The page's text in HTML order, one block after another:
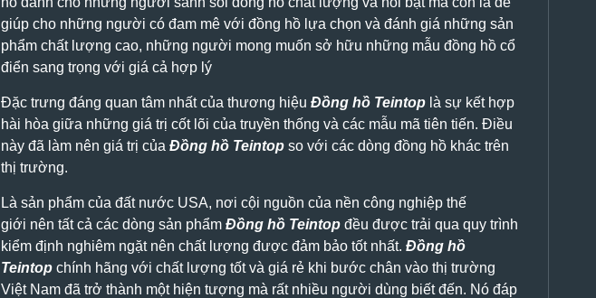
giúp cho những người có đam mê với đồng hồ lựa chọn và đánh giá những sản
phẩm chất lượng cao, những người mong muốn sở hữu những mẫu đồng hồ cổ
điển sang trọng với giá cả hợp lý
Đặc trưng đáng quan tâm nhất của thương hiệu Đồng hồ Teintop là sự kết hợp
hài hòa giữa những giá trị cốt lõi của truyền thống và các mẫu mã tiên tiến. Điều
này đã làm nên giá trị của Đồng hồ Teintop so với các dòng đồng hồ khác trên
thị trường.
Là sản phẩm của đất nước USA, nơi cội nguồn của nền công nghiệp thế
giới nên tất cả các dòng sản phẩm Đồng hồ Teintop đều được trải qua quy trình
kiểm định nghiêm ngặt nên chất lượng được đảm bảo tốt nhất. Đồng hồ
Teintop chính hãng với chất lượng tốt và giá rẻ khi bước chân vào thị trường
Việt Nam đã trở thành một hiện tượng mà rất nhiều người dùng biết đến. Nó đáp